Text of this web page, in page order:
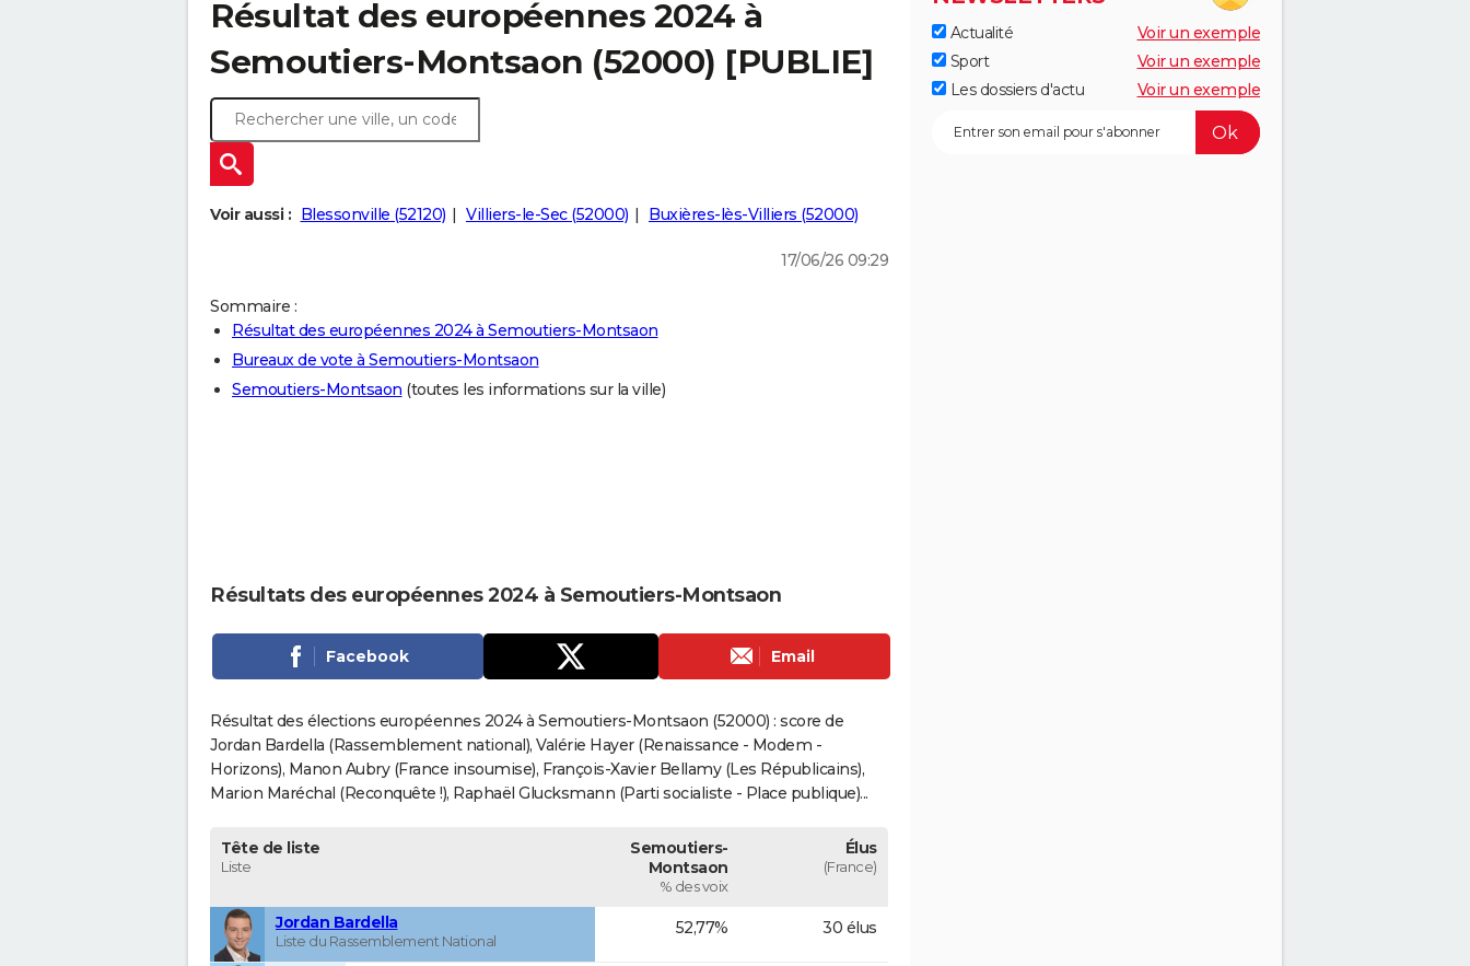
Résultat des européennes 2024 à
Semoutiers-Montsaon (52000) [PUBLIE]
Voir aussi : Blessonville (52120) Villiers-le-Sec (52000) Buxières-lès-Villiers (52000)
17/06/26 09:29
Sommaire :
Résultat des européennes 2024 à Semoutiers-Montsaon
Bureaux de vote à Semoutiers-Montsaon
Semoutiers-Montsaon (toutes les informations sur la ville)
Résultats des européennes 2024 à Semoutiers-Montsaon
Facebook Email
Résultat des élections européennes 2024 à Semoutiers-Montsaon (52000) : score de
Jordan Bardella (Rassemblement national), Valérie Hayer (Renaissance - Modem -
Horizons), Manon Aubry (France insoumise), François-Xavier Bellamy (Les Républicains),
Marion Maréchal (Reconquête !), Raphaël Glucksmann (Parti socialiste - Place publique)...
Tête de liste
Liste
Semoutiers-
Montsaon
% des voix
Élus
(France)
Jordan Bardella
Liste du Rassemblement National
52,77% 30 élus
Actualité
Voir un exemple
Sport
Voir un exemple
Les dossiers d'actu
Voir un exemple